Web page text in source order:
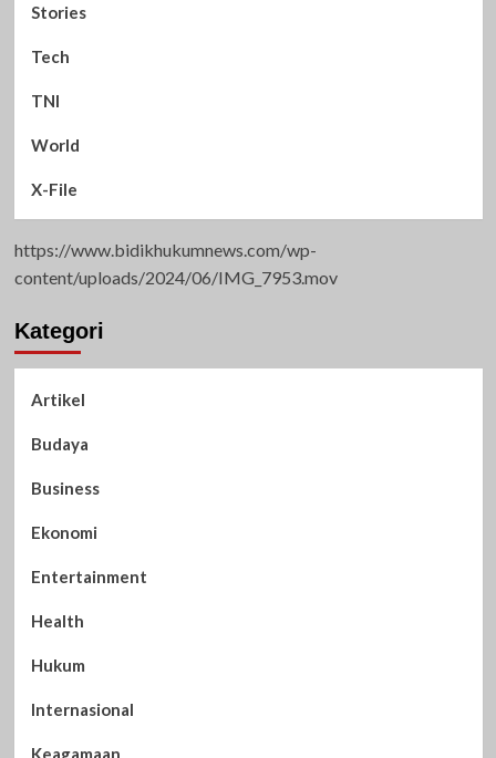
Stories
Tech
TNI
World
X-File
https://www.bidikhukumnews.com/wp-
content/uploads/2024/06/IMG_7953.mov
Kategori
Artikel
Budaya
Business
Ekonomi
Entertainment
Health
Hukum
Internasional
Keagamaan